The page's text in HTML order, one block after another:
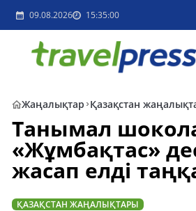
09.08.2026 15:35:00
Жаңалықтар Қазақстан
Танымал
«Жұмбақтас»
жасап елді
ҚАЗАҚСТАН ЖАҢАЛЫҚТАРЫ